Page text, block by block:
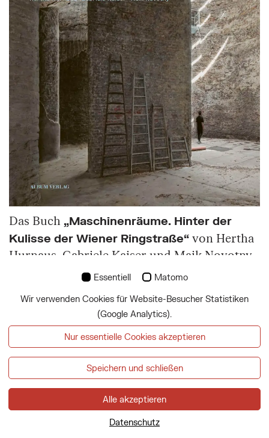
Das Buch „Maschinenräume. Hinter der
Kulisse der Wiener Ringstraße“ von Hertha
Hurnaus, Gabriele Kaiser und Maik Novotny
zeigt jene faszinierenden technischen
Prachtbauten der Ringstraße – vom
Burgtheater und Parlament über die
Hofmuseen bis zur Neuen Burg und zur
Staatsoper – nicht funktionieren würden
bzw. funktioniert hätten. Ob Rohrpost,
Bühnentechnik oder Entlüftungsanlagen:
Hier manifestiert sich ingenieurstechnisches
Wissen auf der Höhe der Zeit. Die
Essentiell Matomo
Wir verwenden Cookies für Website-Besucher Statistiken
(Google Analytics).
Nur essentielle Cookies akzeptieren
Speichern und schließen
Alle akzeptieren
Datenschutz